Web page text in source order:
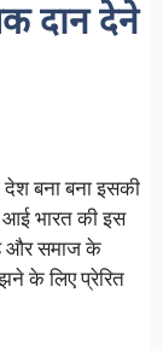
दान देने
देश बना बना इसकी
आई भारत की इस
है और समाज के
के लिए प्रेरित